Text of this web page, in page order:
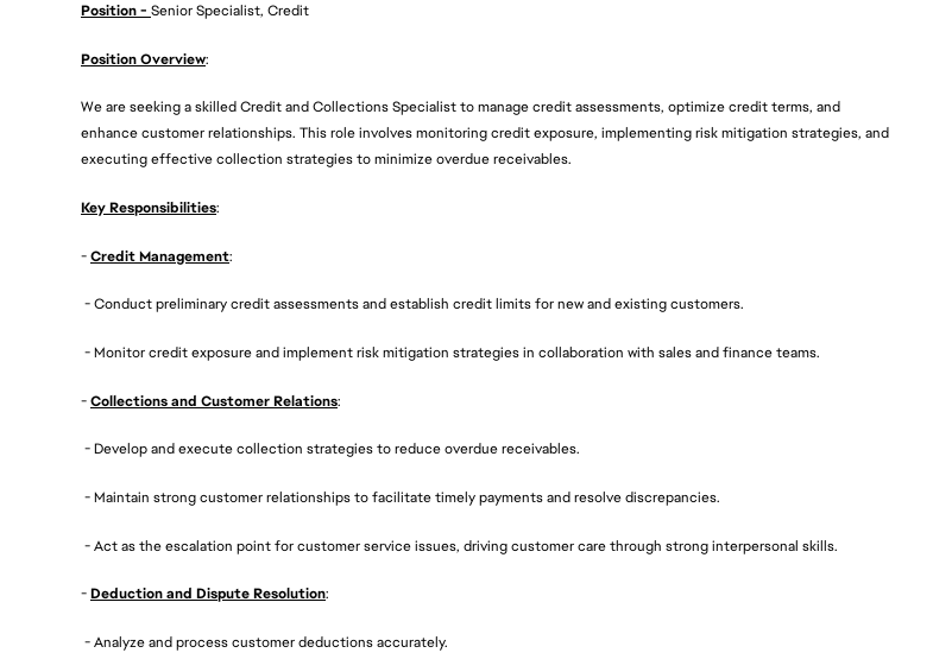
Position - Senior Specialist, Credit
Position Overview:
We are seeking a skilled Credit and Collections Specialist to manage credit assessments, optimize credit terms, and
enhance customer relationships. This role involves monitoring credit exposure, implementing risk mitigation strategies, and
executing effective collection strategies to minimize overdue receivables.
Key Responsibilities:
-Credit Management:
- Conduct preliminary credit assessments and establish credit limits for new and existing customers.
- Monitor credit exposure and implement risk mitigation strategies in collaboration with sales and finance teams.
-Collections and Customer Relations:
- Develop and execute collection strategies to reduce overdue receivables.
- Maintain strong customer relationships to facilitate timely payments and resolve discrepancies.
- Act as the escalation point for customer service issues, driving customer care through strong interpersonal skills.
-Deduction and Dispute Resolution:
- Analyze and process customer deductions accurately.